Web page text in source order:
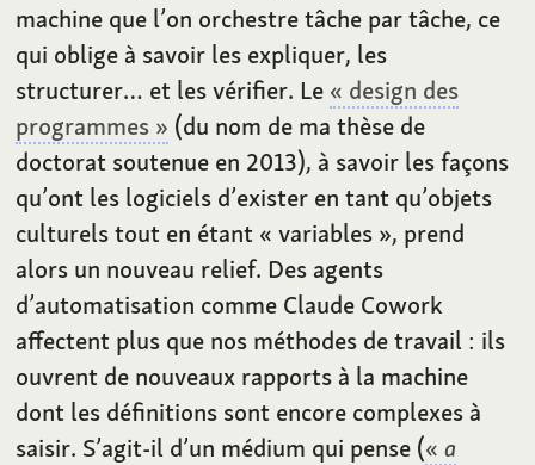
machine que l’on orchestre tâche par tâche, ce
qui oblige à savoir les expliquer, les
structurer… et les vérifier. Le « design des
programmes » (du nom de ma thèse de
doctorat soutenue en 2013), à savoir les façons
qu’ont les logiciels d’exister en tant qu’objets
culturels tout en étant « variables », prend
alors un nouveau relief. Des agents
d’automatisation comme Claude Cowork
affectent plus que nos méthodes de travail : ils
ouvrent de nouveaux rapports à la machine
dont les définitions sont encore complexes à
saisir. S’agit-il d’un médium qui pense («a